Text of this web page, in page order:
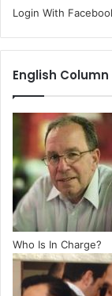
Login With
English Column
Who Is In Charge?